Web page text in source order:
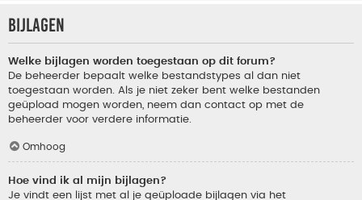
Bijlagen
Welke bijlagen worden toegestaan op dit forum?
De beheerder bepaalt welke bestandstypes al dan niet
toegestaan worden. Als je niet zeker bent welke bestanden
geüpload mogen worden, neem dan contact op met de
beheerder voor verdere informatie.
Omhoog
Hoe vind ik al mijn bijlagen?
Je vindt een lijst met al je geüploade bijlagen via het